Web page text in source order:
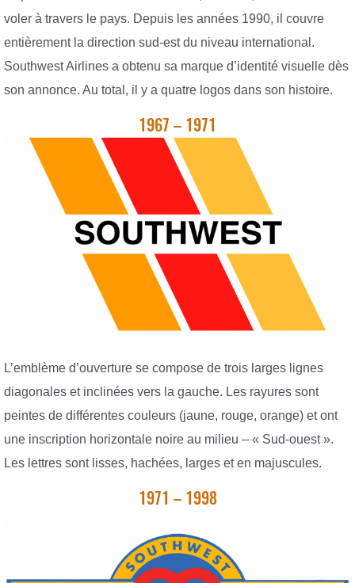
voler à travers le pays. Depuis les années 1990, il couvre
entièrement la direction sud-est du niveau international.
Southwest Airlines a obtenu sa marque d’identité visuelle dès
son annonce. Au total, il y a quatre logos dans son histoire.
1967 – 1971
L’emblème d’ouverture se compose de trois larges lignes
diagonales et inclinées vers la gauche. Les rayures sont
peintes de différentes couleurs (jaune, rouge, orange) et ont
une inscription horizontale noire au milieu – « Sud-ouest ».
Les lettres sont lisses, hachées, larges et en majuscules.
1971 – 1998